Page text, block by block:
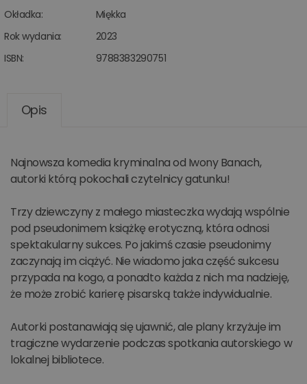
Okładka:
Miękka
Rok wydania:
2023
ISBN:
9788383290751
Opis
Najnowsza komedia kryminalna od Iwony Banach,
autorki którą pokochali czytelnicy gatunku!
Trzy dziewczyny z małego miasteczka wydają wspólnie
pod pseudonimem książkę erotyczną, która odnosi
spektakularny sukces. Po jakimś czasie pseudonimy
zaczynają im ciążyć. Nie wiadomo jaka część sukcesu
przypada na kogo, a ponadto każda z nich ma nadzieję,
że może zrobić karierę pisarską także indywidualnie.
Autorki postanawiają się ujawnić, ale plany krzyżuje im
tragiczne wydarzenie podczas spotkania autorskiego w
lokalnej bibliotece.